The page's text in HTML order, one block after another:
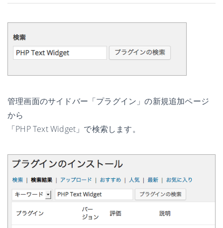
管理画面のサイドバー「プラグイン」の新規追加ページ
から
「PHP Text Widget」で検索します。